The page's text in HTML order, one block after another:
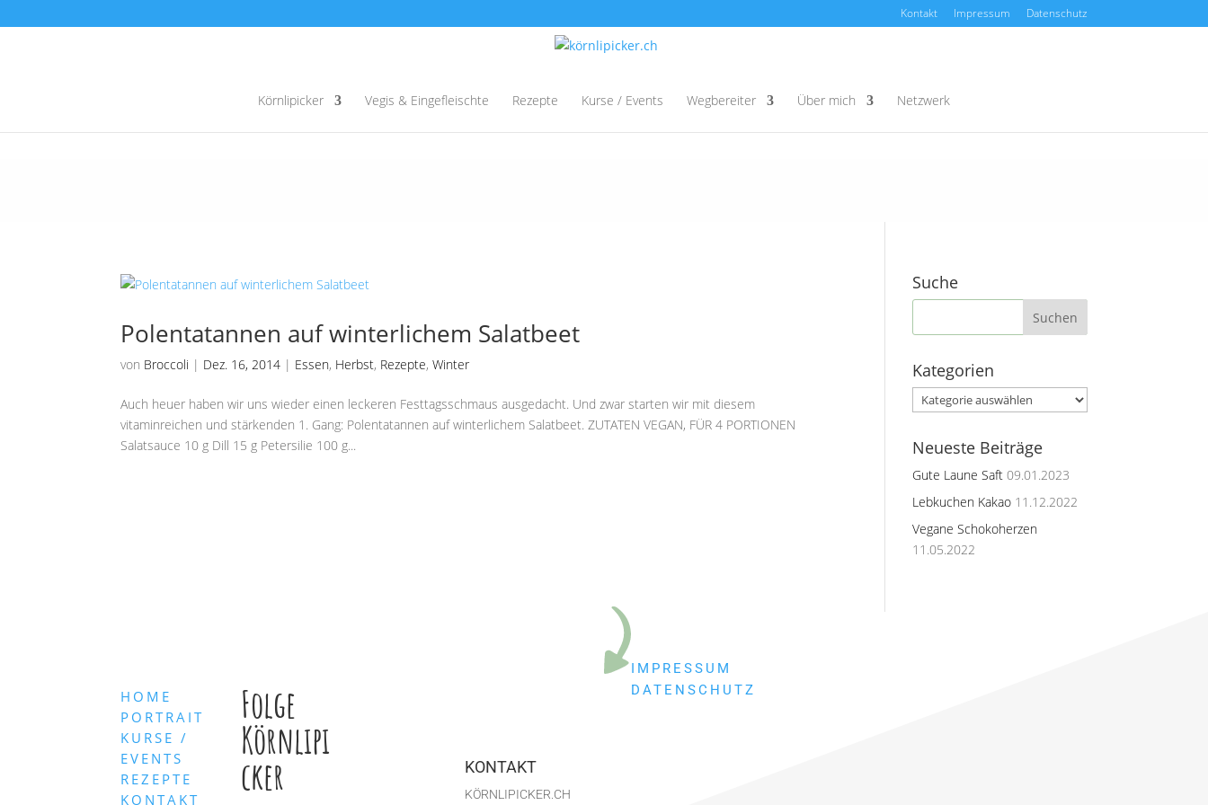
Kontakt Impressum Datenschutz
Körnlipicker Vegis & Eingefleischte Rezepte Kurse / Events Wegbereiter Über mich Netzwerk
Polentatannen auf winterlichem Salatbeet
von Broccoli | Dez. 16, 2014 | Essen, Herbst, Rezepte,Winter
Auch heuer haben wir uns wieder einen leckeren Festtagsschmaus ausgedacht. Und zwar starten wir mit diesem
vitaminreichen und stärkenden 1. Gang: Polentatannen auf winterlichem Salatbeet. ZUTATEN VEGAN, FÜR 4 PORTIONEN
Salatsauce 10 g Dill 15 g Petersilie 100 g...
Suche
Kategorien
Kategorien
Neueste Beiträge
Gute Laune Saft 09.01.2023
Lebkuchen Kakao 11.12.2022
Vegane Schokoherzen
11.05.2022
HOME
PORTRAIT
KURSE /
EVENTS
REZEPTE
KONTAKT
Folge
Körnlipi
cker
IMPRESSUM
DATENSCHUTZ
KONTAKT
KÖRNLIPICKER.CH